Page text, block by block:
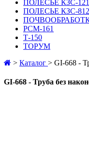
ПОЛЕСЬЕ КЗС-
ПОЛЕСЬЕ КЗС-812
РСМ-161
Т-150
ТОРУМ
> Каталог > GI-668 -
GI-668 - Труба без